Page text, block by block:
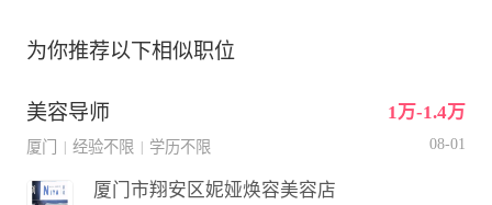
为你推荐以下相似职位
美容导师 1万-1.4万
厦门 | 经验不限 | 学历不限 08-01
厦门市翔安区妮娅焕容美容店